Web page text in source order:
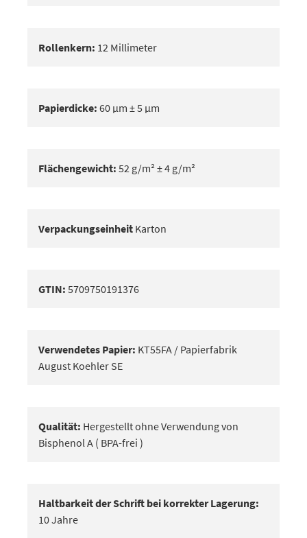
Rollenkern: 12 Millimeter
Papierdicke: 60 μm ± 5 μm
Flächengewicht: 52 g/m² ± 4 g/m²
Verpackungseinheit Karton
GTIN: 5709750191376
Verwendetes Papier: KT55FA / Papierfabrik
August Koehler SE
Qualität: Hergestellt ohne Verwendung von
Bisphenol A ( BPA-frei )
Haltbarkeit der Schrift bei korrekter Lagerung:
10 Jahre